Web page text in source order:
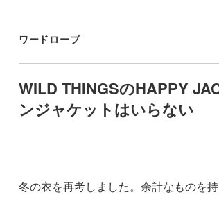
ワードローブ
WILD THINGSのHAPPY
ンジャケットはいらない
冬の衣を再考しました。余計なものを